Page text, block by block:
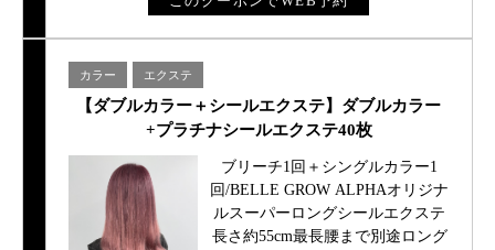
カラー エクステ
【ダブルカラー＋シールエクステ】ダブルカラー
+プラチナシールエクステ40枚
ブリーチ1回＋シングルカラー1
回/BELLE GROW ALPHAオリジナ
ルスーパーロングシールエクステ
長さ約55cm最長腰まで別途ロング